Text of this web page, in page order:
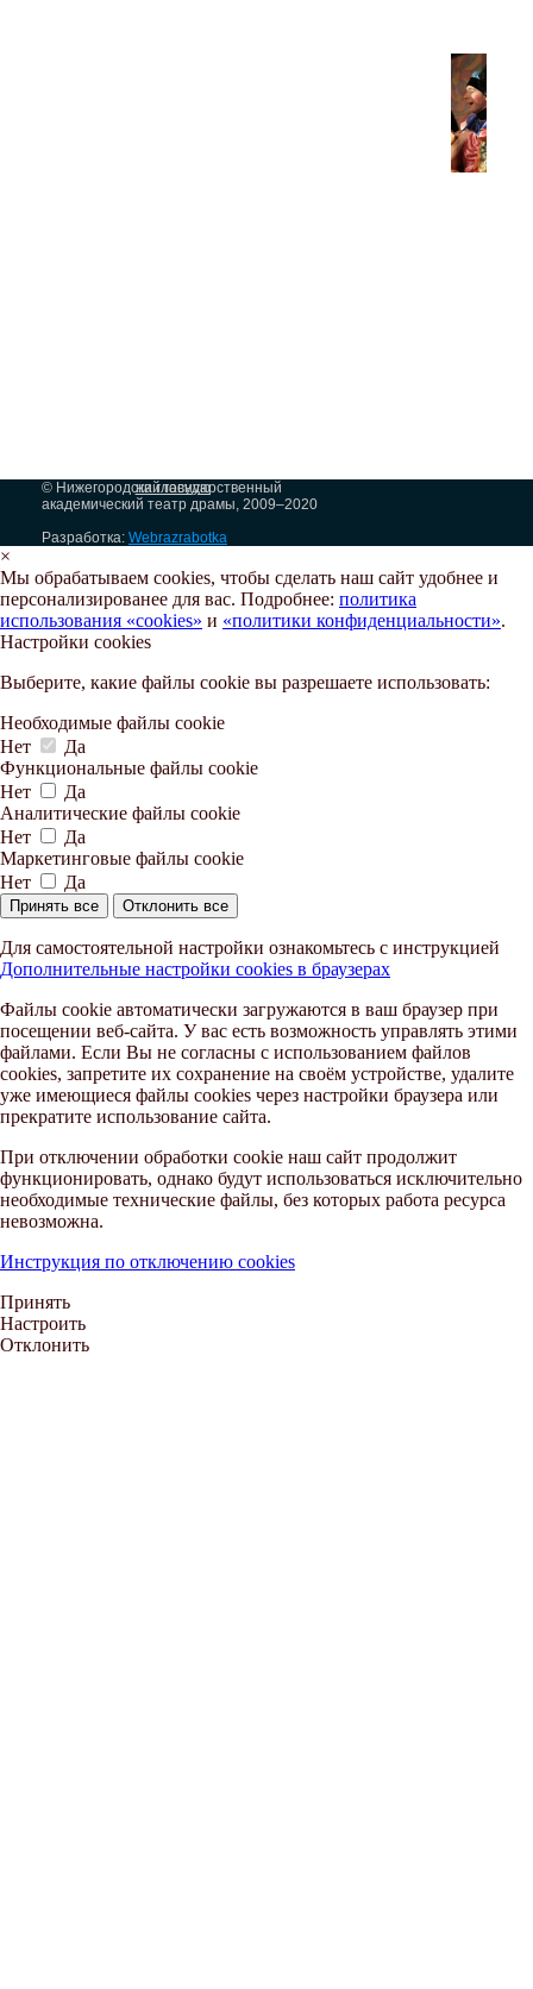
на главную
© Нижегородский государственный
академический театр драмы, 2009–2020
Разработка: Webrazrabotka
×
Мы обрабатываем cookies, чтобы сделать наш сайт удобнее и
персонализированее для вас. Подробнее: политика
использования «cookies» и «политики конфиденциальности».
Настройки cookies
Выберите, какие файлы cookie вы разрешаете использовать:
Необходимые файлы cookie
Нет
Да
Функциональные файлы cookie
Нет
Да
Аналитические файлы cookie
Нет
Да
Маркетинговые файлы cookie
Нет
Да
Принять все Отклонить все
Для самостоятельной настройки ознакомьтесь с инструкцией
Дополнительные настройки cookies в браузерах
Файлы cookie автоматически загружаются в ваш браузер при
посещении веб-сайта. У вас есть возможность управлять этими
файлами. Если Вы не согласны с использованием файлов
cookies, запретите их сохранение на своём устройстве, удалите
уже имеющиеся файлы cookies через настройки браузера или
прекратите использование сайта.
При отключении обработки cookie наш сайт продолжит
функционировать, однако будут использоваться исключительно
необходимые технические файлы, без которых работа ресурса
невозможна.
Инструкция по отключению cookies
Принять
Настроить
Отклонить